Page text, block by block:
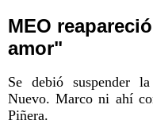
MEO
amor"
Se debió suspender
Nuevo. Marco ni ahí
Piñera.